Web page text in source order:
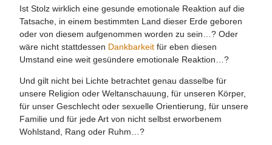
Ist Stolz wirklich eine gesunde emotionale Reaktion auf die
Tatsache, in einem bestimmten Land dieser Erde geboren
oder von diesem aufgenommen worden zu sein…? Oder
wäre nicht stattdessen Dankbarkeit für eben diesen
Umstand eine weit gesündere emotionale Reaktion…?
Und gilt nicht bei Lichte betrachtet genau dasselbe für
unsere Religion oder Weltanschauung, für unseren Körper,
für unser Geschlecht oder sexuelle Orientierung, für unsere
Familie und für jede Art von nicht selbst erworbenem
Wohlstand, Rang oder Ruhm…?